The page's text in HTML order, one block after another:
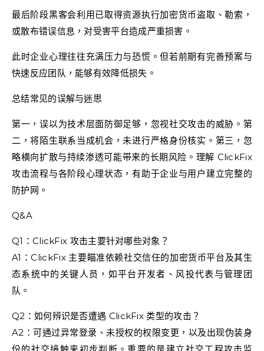
最后阶段黑客会利用已取得资源执行加密货币盗取、勒索，
或散布错误信息，对受害平台造成严重损害。
此时企业心理往往充满压力与恐慌。但若前期有完善预案与
快速反应团队，能够有效降低损失。
总结常见的误解与迷思
第一，误以为技术层面防御足够，忽视社交攻击的威胁。第
二，将陌生联系当成机会，未进行严格身份核实。第三，忽
略横向扩散与持续渗透可能带来的长期风险。理解 ClickFix
攻击流程与各阶段心理状态，有助于企业与用户建立完整的
防护网。
Q&A
Q1：ClickFix 攻击主要针对哪些对象？
A1：ClickFix 主要瞄准依赖社交信任的加密货币平台及其生
态系统中的关键人员，如平台开发者、风投代表与管理团
队。
Q2：如何辨识是否遭遇 ClickFix 类型的攻击？
A2：可通过异常登录、未授权的权限变更，以及出现伪装身